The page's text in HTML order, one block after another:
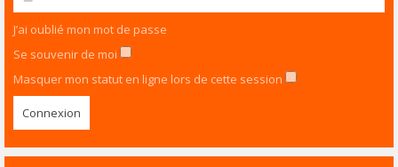
J’ai oublié mon mot de passe
Se souvenir de moi
Masquer mon statut en ligne lors de cette session